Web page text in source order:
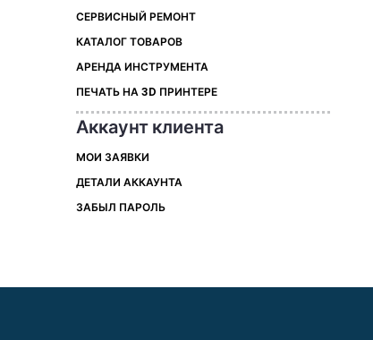
СЕРВИСНЫЙ РЕМОНТ
КАТАЛОГ ТОВАРОВ
АРЕНДА ИНСТРУМЕНТА
ПЕЧАТЬ НА 3D ПРИНТЕРЕ
Аккаунт клиента
МОИ ЗАЯВКИ
ДЕТАЛИ АККАУНТА
ЗАБЫЛ ПАРОЛЬ